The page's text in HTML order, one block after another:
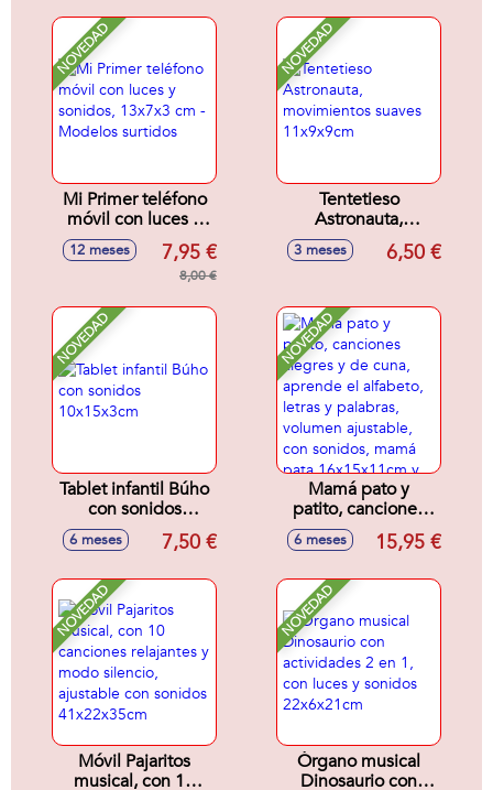
NOVEDAD
Mi Primer teléfono
móvil con luces y
sonidos, 13x7x3
cm - Modelos
12 meses 7,95 €
8,00 €
NOVEDAD
Tentetieso
Astronauta,
movimientos
suaves 11x9x9cm
3 meses 6,50 €
NOVEDAD
Tablet infantil Búho
con sonidos
10x15x3cm
6 meses 7,50 €
NOVEDAD
Mamá pato y
patito, canciones
alegres y de cuna,
aprende el
palabras, volumen
ajustable, con
sonidos, mamá
pata 16x15x11cm y
patito 6x6x4cm
6 meses 15,95 €
NOVEDAD
Móvil Pajaritos
musical, con 10
NOVEDAD
Órgano musical
Dinosaurio con